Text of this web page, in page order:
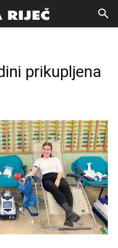
prikupljena